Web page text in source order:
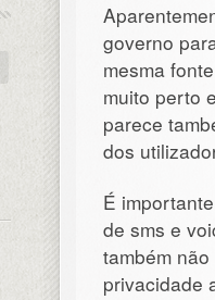
governo
mesma
muito perto
parece
dos
É
de sms e
também
privacidade